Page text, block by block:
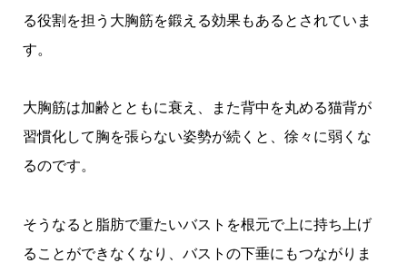
る役割を担う大胸筋を鍛える効果もあるとされていま
す。
大胸筋は加齢とともに衰え、また背中を丸める猫背が
習慣化して胸を張らない姿勢が続くと、徐々に弱くな
るのです。
そうなると脂肪で重たいバストを根元で上に持ち上げ
ることができなくなり、バストの下垂にもつながりま